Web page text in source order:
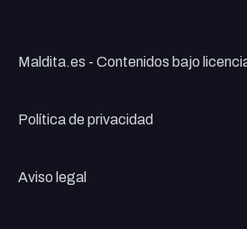
Maldita.es - Contenidos bajo
Política de privacidad
Aviso legal